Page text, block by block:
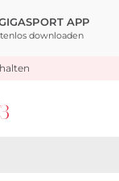
APP
downloaden
VERSAND* &